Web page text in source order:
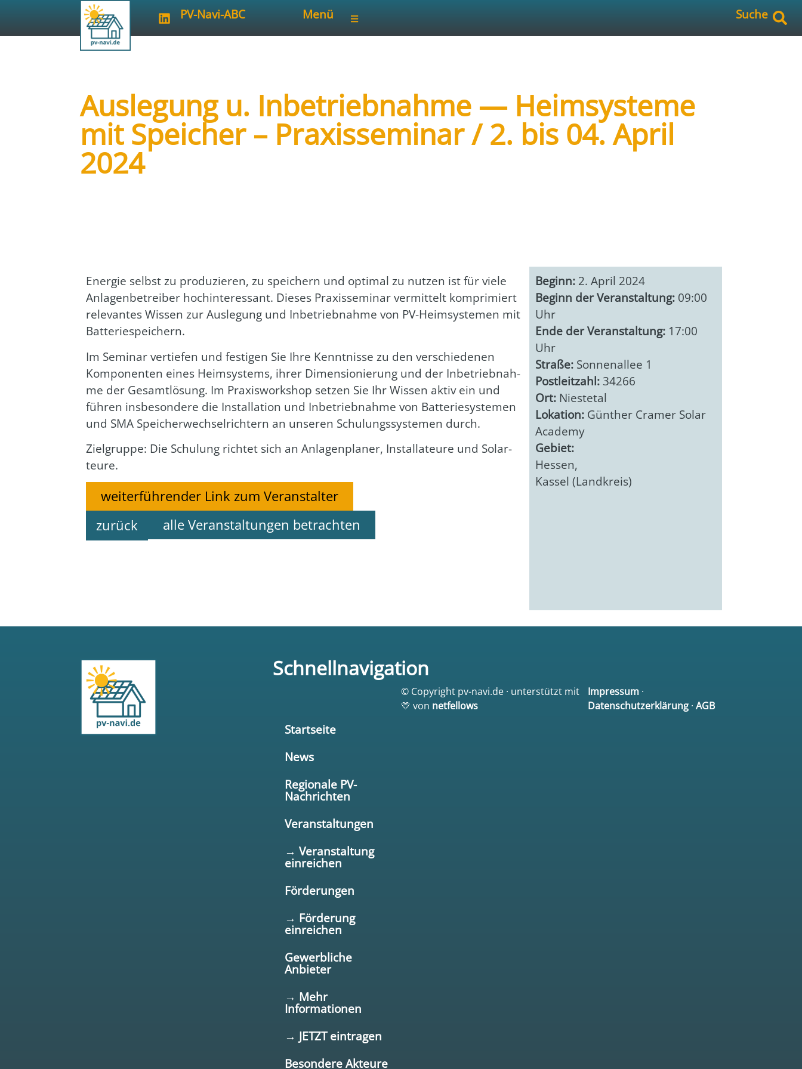
PV-Navi-ABC Menü Suche
Auslegung u. Inbetriebnahme — Heimsysteme
mit Speicher – Praxisseminar / 2. bis 04. April
2024
Ener­gie selbst zu pro­du­zie­ren, zu spei­chern und opti­mal zu nut­zen ist für vie­le
Anla­gen­be­trei­ber hoch­in­ter­es­sant. Die­ses Pra­xis­se­mi­nar ver­mit­telt kom­pri­miert
rele­van­tes Wis­sen zur Aus­le­gung und Inbe­trieb­nah­me von PV-Heim­sys­te­men mit
Bat­te­rie­spei­chern.
Im Semi­nar ver­tie­fen und fes­ti­gen Sie Ihre Kennt­nis­se zu den ver­schie­de­nen
Kom­po­nen­ten eines Heim­sys­tems, ihrer Dimen­sio­nie­rung und der Inbe­trieb­nah­
me der Gesamt­lö­sung. Im Pra­xis­work­shop set­zen Sie Ihr Wis­sen aktiv ein und
füh­ren ins­be­son­de­re die Instal­la­ti­on und Inbe­trieb­nah­me von Bat­te­rie­sys­te­men
und SMA Spei­cher­wech­sel­rich­tern an unse­ren Schu­lungs­sys­te­men durch.
Ziel­grup­pe: Die Schu­lung rich­tet sich an Anla­gen­pla­ner, Instal­la­teu­re und Solar­
teu­re.
weiterführender Link zum Veranstalter
zurück
alle Veranstaltungen betrachten
Beginn: 2. April 2024
Beginn der Veranstaltung: 09:00
Uhr
Ende der Veranstaltung: 17:00
Uhr
Straße: Sonnenallee 1
Postleitzahl: 34266
Ort: Niestetal
Lokation: Günther Cramer Solar
Academy
Gebiet:
Hessen,
Kassel (Landkreis)
Schnellnavigation
Startseite
News
Regionale PV-
Nachrichten
Veranstaltungen
→ Veranstaltung
einreichen
Förderungen
→ Förderung
einreichen
Gewerbliche
Anbieter
→ Mehr
Informationen
→ JETZT eintragen
Besondere Akteure
© Copyright pv-navi.de · unterstützt mit
💛 von netfellows
Impressum·
Datenschutzerklärung· AGB